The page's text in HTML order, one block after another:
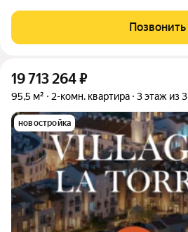
Позвонить
19 713 264₽
95,5 м² 2-комн. квартира 3 этаж из 3
новостройка